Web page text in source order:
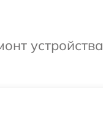
устройства